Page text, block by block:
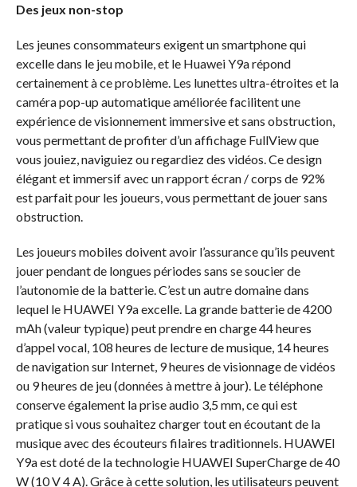
Des jeux non-stop
Les jeunes consommateurs exigent un smartphone qui
excelle dans le jeu mobile, et le Huawei Y9a répond
certainement à ce problème. Les lunettes ultra-étroites et la
caméra pop-up automatique améliorée facilitent une
expérience de visionnement immersive et sans obstruction,
vous permettant de profiter d’un affichage FullView que
vous jouiez, naviguiez ou regardiez des vidéos. Ce design
élégant et immersif avec un rapport écran / corps de 92%
est parfait pour les joueurs, vous permettant de jouer sans
obstruction.
Les joueurs mobiles doivent avoir l’assurance qu’ils peuvent
jouer pendant de longues périodes sans se soucier de
l’autonomie de la batterie. C’est un autre domaine dans
lequel le HUAWEI Y9a excelle. La grande batterie de 4200
mAh (valeur typique) peut prendre en charge 44 heures
d’appel vocal, 108 heures de lecture de musique, 14 heures
de navigation sur Internet, 9 heures de visionnage de vidéos
ou 9 heures de jeu (données à mettre à jour). Le téléphone
conserve également la prise audio 3,5 mm, ce qui est
pratique si vous souhaitez charger tout en écoutant de la
musique avec des écouteurs filaires traditionnels. HUAWEI
Y9a est doté de la technologie HUAWEI SuperCharge de 40
W (10 V 4 A). Grâce à cette solution, les utilisateurs peuvent